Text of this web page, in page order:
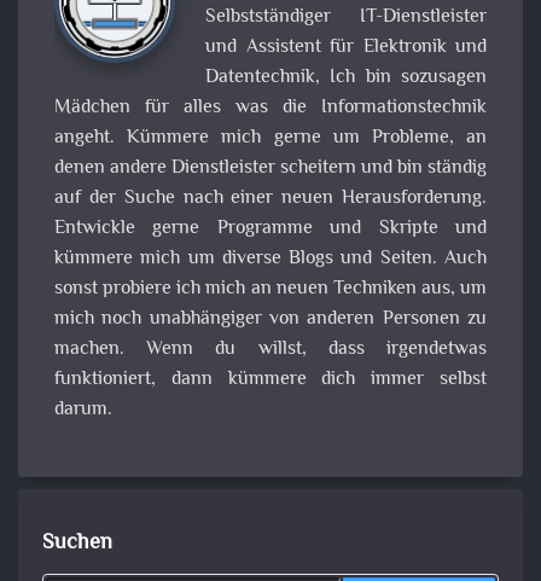
Selbstständiger IT-Dienstleister
und Assistent für Elektronik und
Datentechnik, Ich bin sozusagen
Mädchen für alles was die Informationstechnik
angeht. Kümmere mich gerne um Probleme, an
denen andere Dienstleister scheitern und bin ständig
auf der Suche nach einer neuen Herausforderung.
Entwickle gerne Programme und Skripte und
kümmere mich um diverse Blogs und Seiten. Auch
sonst probiere ich mich an neuen Techniken aus, um
mich noch unabhängiger von anderen Personen zu
machen. Wenn du willst, dass irgendetwas
funktioniert, dann kümmere dich immer selbst
darum.
Suchen